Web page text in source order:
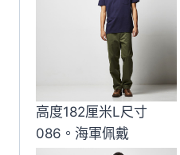
高度182厘米L尺寸
086。海軍佩戴